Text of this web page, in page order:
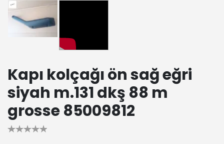
Kapı kolçağı ön sağ eğri
siyah m.131 dkş 88 m
grosse 85009812